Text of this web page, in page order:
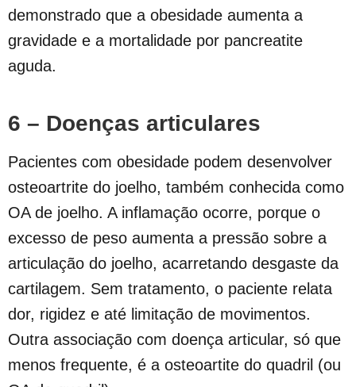
demonstrado que a obesidade aumenta a
gravidade e a mortalidade por pancreatite
aguda.
6 – Doenças articulares
Pacientes com obesidade podem desenvolver
osteoartrite do joelho, também conhecida como
OA de joelho. A inflamação ocorre, porque o
excesso de peso aumenta a pressão sobre a
articulação do joelho, acarretando desgaste da
cartilagem. Sem tratamento, o paciente relata
dor, rigidez e até limitação de movimentos.
Outra associação com doença articular, só que
menos frequente, é a osteoartite do quadril (ou